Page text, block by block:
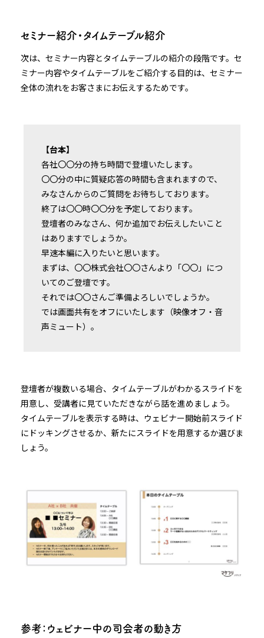
セミナー紹介・タイムテーブル紹介
次は、セミナー内容とタイムテーブルの紹介の段階です。セ
ミナー内容やタイムテーブルをご紹介する目的は、セミナー
全体の流れをお客さまにお伝えするためです。
【台本】
各社〇〇分の持ち時間で登壇いたします。
〇〇分の中に質疑応答の時間も含まれますので、
みなさんからのご質問をお待ちしております。
終了は〇〇時〇〇分を予定しております。
登壇者のみなさん、何か追加でお伝えしたいこと
はありますでしょうか。
早速本編に入りたいと思います。
まずは、〇〇株式会社〇〇さんより「〇〇」につ
いてのご登壇です。
それでは〇〇さんご準備よろしいでしょうか。
では画面共有をオフにいたします（映像オフ・音
声ミュート）。
登壇者が複数いる場合、タイムテーブルがわかるスライドを
用意し、受講者に見ていただきながら話を進めましょう。
タイムテーブルを表示する時は、ウェビナー開始前スライド
にドッキングさせるか、新たにスライドを用意するか選びま
しょう。
参考：ウェビナー中の司会者の動き方